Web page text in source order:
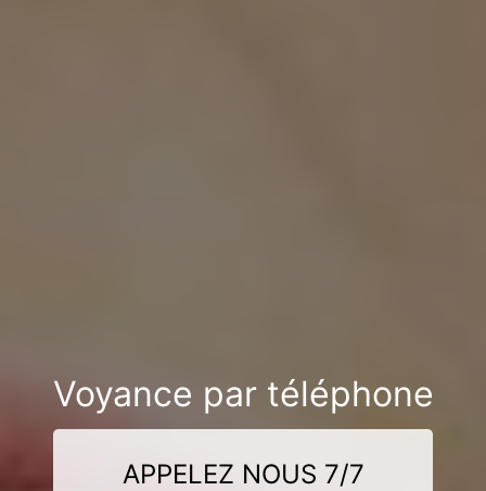
Voyance par téléphone
APPELEZ NOUS 7/7